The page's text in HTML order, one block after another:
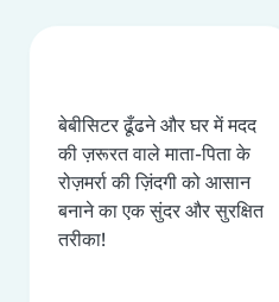
बेबीसिटर ढूँढने और घर में मदद
की ज़रूरत वाले माता-पिता के
रोज़मर्रा की ज़िंदगी को आसान
बनाने का एक सुंदर और सुरक्षित
तरीका!